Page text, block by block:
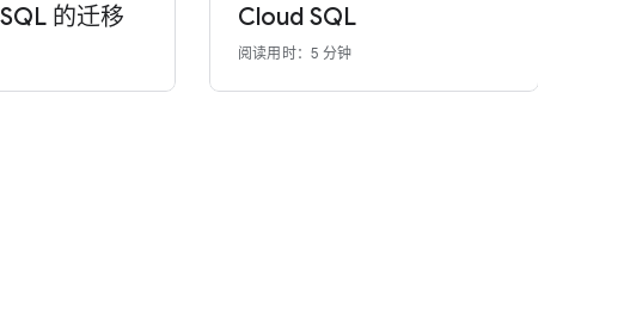
的迁移
Cloud SQL
阅读用时：5 分钟